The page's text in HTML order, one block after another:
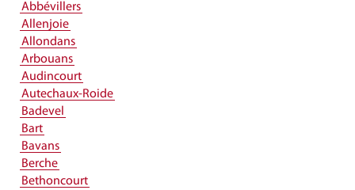
Abbévillers
Allenjoie
Allondans
Arbouans
Audincourt
Autechaux-Roide
Badevel
Bart
Bavans
Berche
Bethoncourt